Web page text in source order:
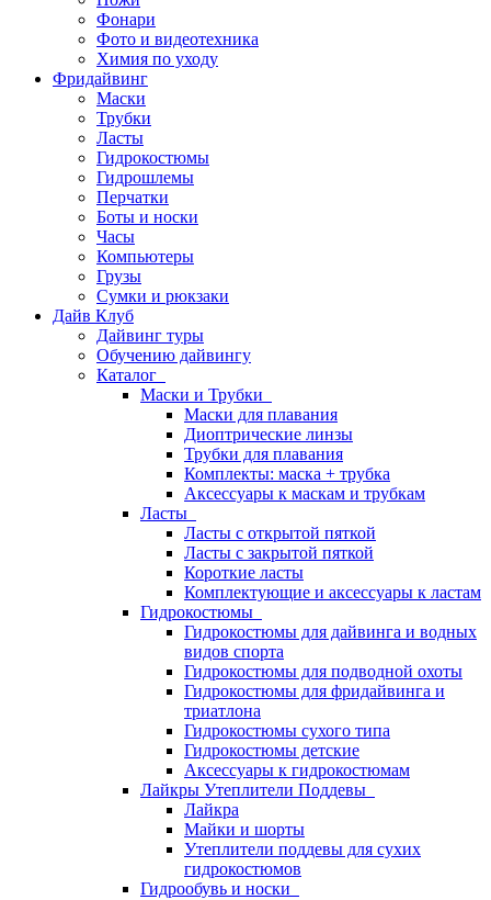
Фонари
Фото и видеотехника
Химия по уходу
Фридайвинг
Маски
Трубки
Ласты
Гидрокостюмы
Гидрошлемы
Перчатки
Боты и носки
Часы
Компьютеры
Грузы
Сумки и рюкзаки
Дайв Клуб
Дайвинг туры
Обучению дайвингу
Каталог
Маски и Трубки
Маски для плавания
Диоптрические линзы
Трубки для плавания
Комплекты: маска + трубка
Аксессуары к маскам и трубкам
Ласты
Ласты с открытой пяткой
Ласты с закрытой пяткой
Короткие ласты
Комплектующие и аксессуары к ластам
Гидрокостюмы
Гидрокостюмы для дайвинга и водных
видов спорта
Гидрокостюмы для подводной охоты
Гидрокостюмы для фридайвинга и
триатлона
Гидрокостюмы сухого типа
Гидрокостюмы детские
Аксессуары к гидрокостюмам
Лайкры Утеплители Поддевы
Лайкра
Майки и шорты
Утеплители поддевы для сухих
гидрокостюмов
Гидрообувь и носки